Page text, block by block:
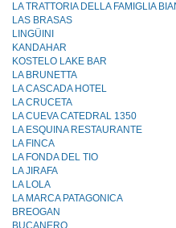
LA TRATTORIA DELLA FAMIGLIA
LAS BRASAS
LINGÜINI
KANDAHAR
KOSTELO LAKE BAR
LA BRUNETTA
LA CASCADA HOTEL
LA CRUCETA
LA CUEVA CATEDRAL 1350
LA ESQUINA RESTAURANTE
LA FINCA
LA FONDA DEL TIO
LA JIRAFA
LA LOLA
LA MARCA PATAGONICA
BREOGAN
BUCANERO